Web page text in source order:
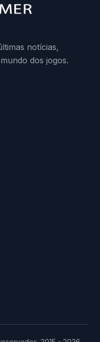
preload,
autorizados
notícias,
dos jogos.